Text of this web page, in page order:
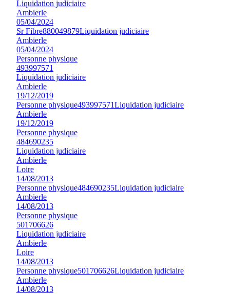
Liquidation judiciaire
Ambierle
05/04/2024
Sr Fibre880049879Liquidation judiciaire
Ambierle
05/04/2024
Personne physique
493997571
Liquidation judiciaire
Ambierle
19/12/2019
Personne physique493997571Liquidation judiciaire
Ambierle
19/12/2019
Personne physique
484690235
Liquidation judiciaire
Ambierle
Loire
14/08/2013
Personne physique484690235Liquidation judiciaire
Ambierle
14/08/2013
Personne physique
501706626
Liquidation judiciaire
Ambierle
Loire
14/08/2013
Personne physique501706626Liquidation judiciaire
Ambierle
14/08/2013